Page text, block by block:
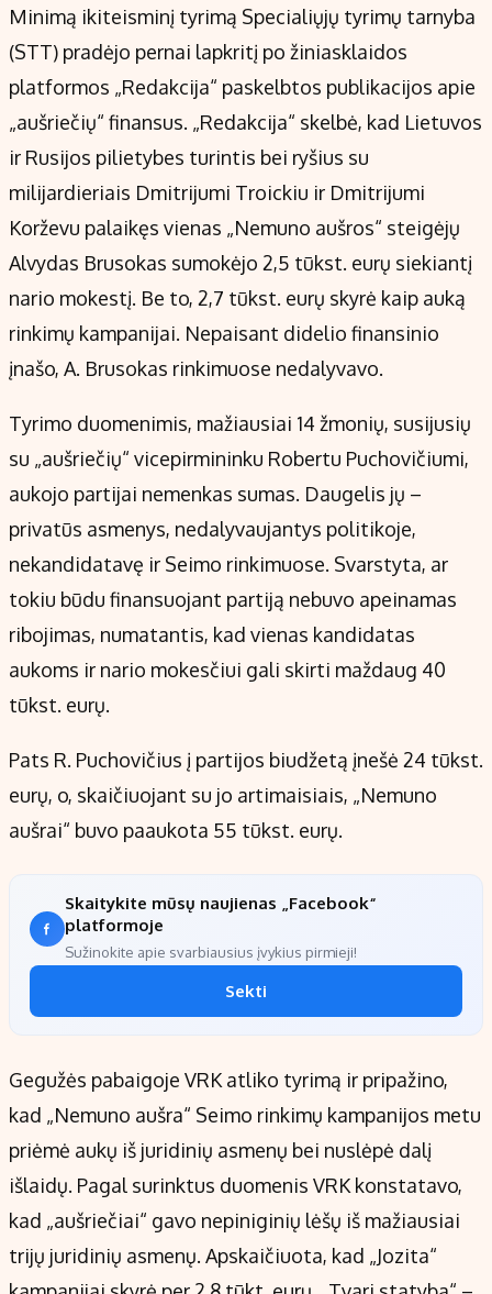
Minimą ikiteisminį tyrimą Specialiųjų tyrimų tarnyba
(STT) pradėjo pernai lapkritį po žiniasklaidos
platformos „Redakcija“ paskelbtos publikacijos apie
„aušriečių“ finansus. „Redakcija“ skelbė, kad Lietuvos
ir Rusijos pilietybes turintis bei ryšius su
milijardieriais Dmitrijumi Troickiu ir Dmitrijumi
Korževu palaikęs vienas „Nemuno aušros“ steigėjų
Alvydas Brusokas sumokėjo 2,5 tūkst. eurų siekiantį
nario mokestį. Be to, 2,7 tūkst. eurų skyrė kaip auką
rinkimų kampanijai. Nepaisant didelio finansinio
įnašo, A. Brusokas rinkimuose nedalyvavo.
Tyrimo duomenimis, mažiausiai 14 žmonių, susijusių
su „aušriečių“ vicepirmininku Robertu Puchovičiumi,
aukojo partijai nemenkas sumas. Daugelis jų –
privatūs asmenys, nedalyvaujantys politikoje,
nekandidatavę ir Seimo rinkimuose. Svarstyta, ar
tokiu būdu finansuojant partiją nebuvo apeinamas
ribojimas, numatantis, kad vienas kandidatas
aukoms ir nario mokesčiui gali skirti maždaug 40
tūkst. eurų.
Pats R. Puchovičius į partijos biudžetą įnešė 24 tūkst.
eurų, o, skaičiuojant su jo artimaisiais, „Nemuno
aušrai“ buvo paaukota 55 tūkst. eurų.
Skaitykite mūsų naujienas „Facebook“
platformoje
Sužinokite apie svarbiausius įvykius pirmieji!
Sekti
Gegužės pabaigoje VRK atliko tyrimą ir pripažino,
kad „Nemuno aušra“ Seimo rinkimų kampanijos metu
priėmė aukų iš juridinių asmenų bei nuslėpė dalį
išlaidų. Pagal surinktus duomenis VRK konstatavo,
kad „aušriečiai“ gavo nepiniginių lėšų iš mažiausiai
trijų juridinių asmenų. Apskaičiuota, kad „Jozita“